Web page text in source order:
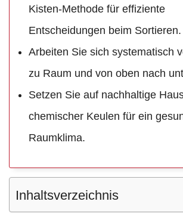
Kisten-Methode für effiziente
Entscheidungen beim Sortieren.
Arbeiten Sie sich systematisch
zu Raum und von oben nach
Setzen Sie auf nachhaltige
chemischer Keulen für ein
Raumklima.
Inhaltsverzeichnis